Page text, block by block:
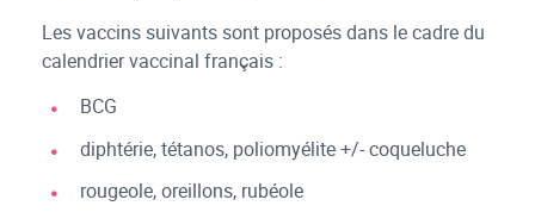
Les vaccins suivants sont proposés dans le cadre du
calendrier vaccinal français :
BCG
diphtérie, tétanos, poliomyélite +/- coqueluche
rougeole, oreillons, rubéole